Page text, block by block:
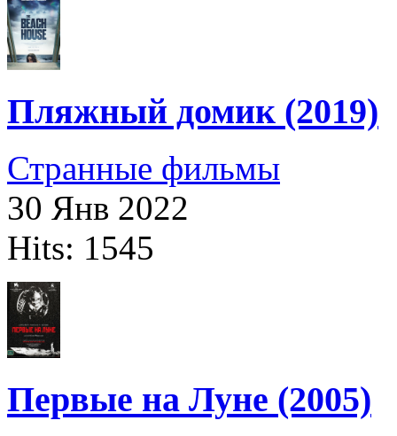
Пляжный домик (2019)
Странные фильмы
30 Янв 2022
Hits: 1545
Первые на Луне (2005)